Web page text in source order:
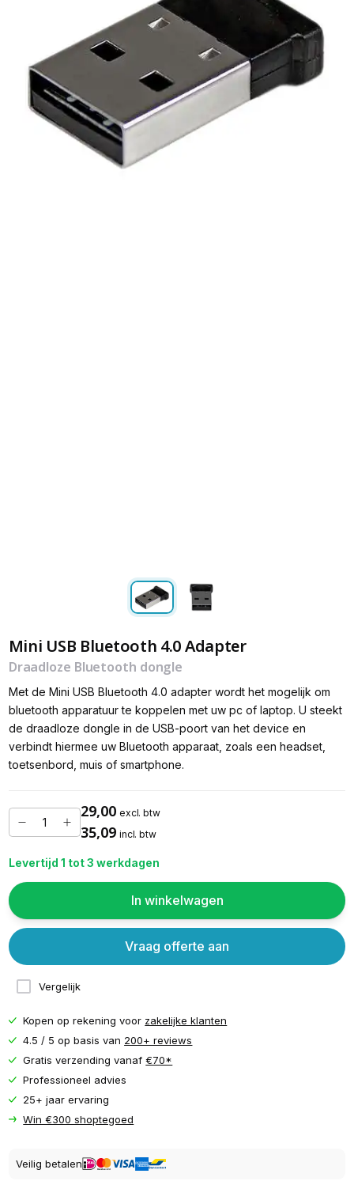
Mini USB Bluetooth 4.0 Adapter
Draadloze Bluetooth dongle
Met de Mini USB Bluetooth 4.0 adapter wordt het mogelijk om
bluetooth apparatuur te koppelen met uw pc of laptop. U steekt
de draadloze dongle in de USB-poort van het device en
verbindt hiermee uw Bluetooth apparaat, zoals een headset,
toetsenbord, muis of smartphone.
29,00 excl. btw
35,09 incl. btw
Levertijd 1 tot 3 werkdagen
In winkelwagen
Vergelijk
Vraag offerte aan
Kopen op rekening voor zakelijke klanten
4.5 / 5 op basis van 200+ reviews
Gratis verzending vanaf€70*
Professioneel advies
25+ jaar ervaring
Win €300 shoptegoed
Veilig betalen